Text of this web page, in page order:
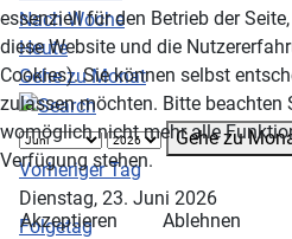
Nach Woche
Heute
Gehe zu Monat
Gehe zu
Vorheriger Tag
Dienstag, 23. Juni 2026
Folgetag
essenziell für den Betrieb der
diese Website und die
Cookies). Sie können selbst
zulassen möchten. Bitte beachten
womöglich nicht mehr alle
Verfügung stehen.
Akzeptieren
Ablehnen